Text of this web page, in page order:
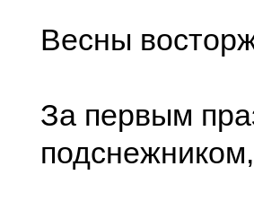
Весны
За первым
подснежником,